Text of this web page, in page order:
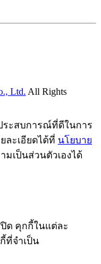
Ltd. All Rights
ระสบการณ์ที่ดีในการ
ะเอียดได้ที่ นโยบาย
มเป็นส่วนตัวเองได้
ด คุกกี้ในแต่ละ
ที่จำเป็น